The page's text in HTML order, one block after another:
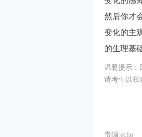
然后你才
变化的主
的生理基
温馨提示：
请考生以权
责编:echo